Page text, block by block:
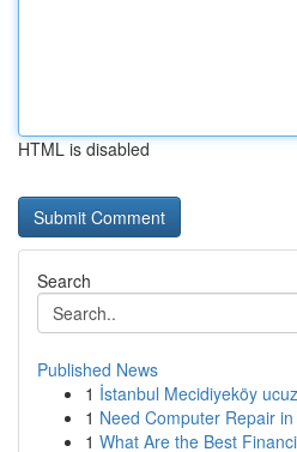
HTML is disabled
Search
Published News
1 İstanbul Mecidiyeköy
1 Need Computer Repair
1 What Are the Best